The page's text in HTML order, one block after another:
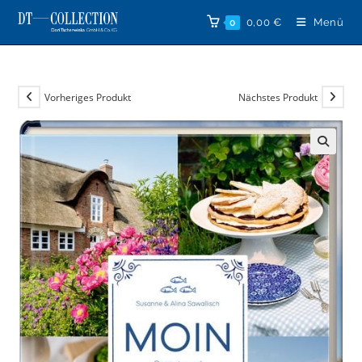
Zum
Inhalt
springen
0 0,00 € Menü
Vorheriges Produkt Nächstes Produkt
🔍